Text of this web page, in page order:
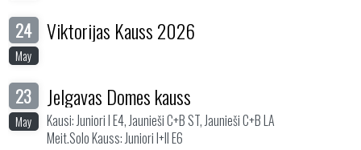
24
May
Viktorijas Kauss 2026
23
May
Jelgavas Domes kauss
Kausi: Juniori I E4, Jaunieši C+B ST, Jaunieši C+B LA
Meit.Solo Kauss: Juniori I+II E6